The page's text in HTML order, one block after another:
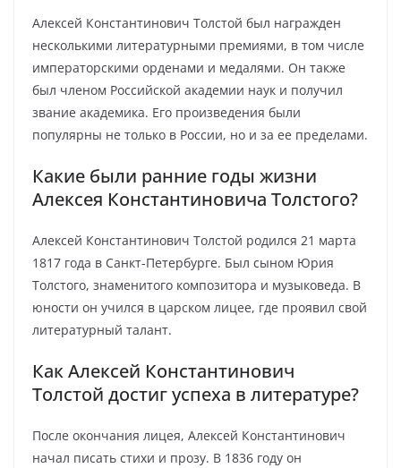
Алексей Константинович Толстой был награжден
несколькими литературными премиями, в том числе
императорскими орденами и медалями. Он также
был членом Российской академии наук и получил
звание академика. Его произведения были
популярны не только в России, но и за ее пределами.
Какие были ранние годы жизни
Алексея Константиновича Толстого?
Алексей Константинович Толстой родился 21 марта
1817 года в Санкт-Петербурге. Был сыном Юрия
Толстого, знаменитого композитора и музыковеда. В
юности он учился в царском лицее, где проявил свой
литературный талант.
Как Алексей Константинович
Толстой достиг успеха в литературе?
После окончания лицея, Алексей Константинович
начал писать стихи и прозу. В 1836 году он